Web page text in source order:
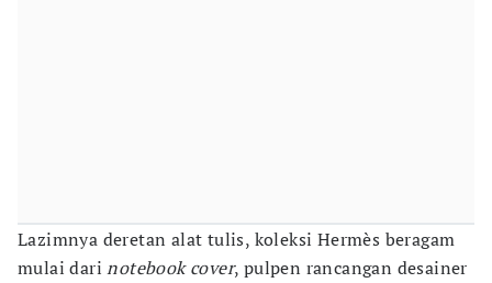
Lazimnya deretan alat tulis, koleksi Hermès beragam
mulai darinotebook cover, pulpen rancangan desainer